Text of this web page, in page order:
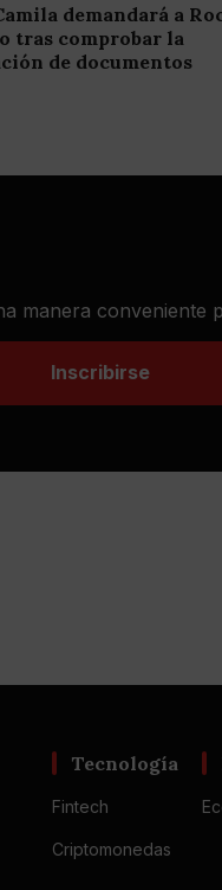
demandará a
tras comprobar la
de documentos
manera conveniente
Inscribirse
Tecnología
Fintech
Criptomonedas